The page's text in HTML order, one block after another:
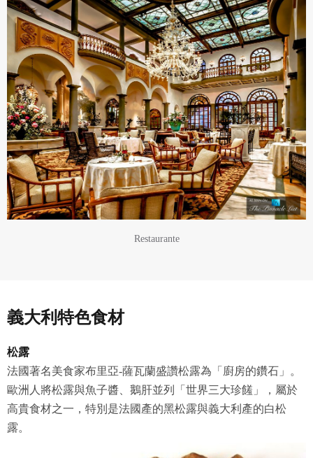
Restaurante
義大利特色食材
松露
法國著名美食家布里亞-薩瓦蘭盛讚松露為「廚房的鑽石」。
歐洲人將松露與魚子醬、鵝肝並列「世界三大珍饈」，屬於
高貴食材之一，特別是法國產的黑松露與義大利產的白松
露。